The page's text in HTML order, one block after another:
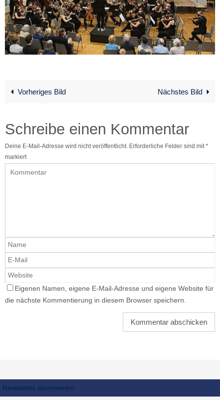
Vorheriges Bild Nächstes Bild
Schreibe einen Kommentar
Deine E-Mail-Adresse wird nicht veröffentlicht. Erforderliche Felder sind mit *
markiert
Eigenen Namen, eigene E-Mail-Adresse und eigene Website für
die nächste Kommentierung in diesem Browser speichern.
Newsletter abonnieren!